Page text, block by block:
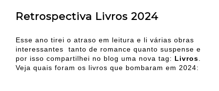
Retrospectiva Livros 2024
Esse ano tirei o atraso em leitura e li várias obras
interessantes tanto de romance quanto suspense e
por isso compartilhei no blog uma nova tag: Livros
Veja quais foram os livros que bombaram em 2024: